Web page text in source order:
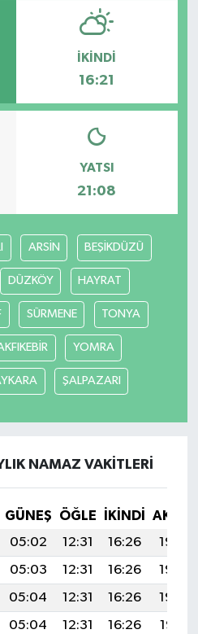
İKINDI
16:21
YATSI
21:08
ARSİN BEŞİKDÜZÜ
DÜZKÖY HAYRAT
SÜRMENE TONYA
YOMRA
ŞALPAZARI
NAMAZ VAKITLERI
GÜNEŞ ÖĞLE İKINDI
05:02 12:31 16:26
19:49
05:03 12:31 16:26
19:49
05:04 12:31 16:26
19:48
05:04 12:31 16:26
19:47